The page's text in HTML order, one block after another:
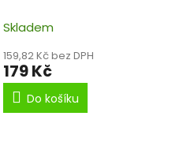
nádechem kraba.
Skladem
159,82 Kč bez DPH
179 Kč
Do košíku